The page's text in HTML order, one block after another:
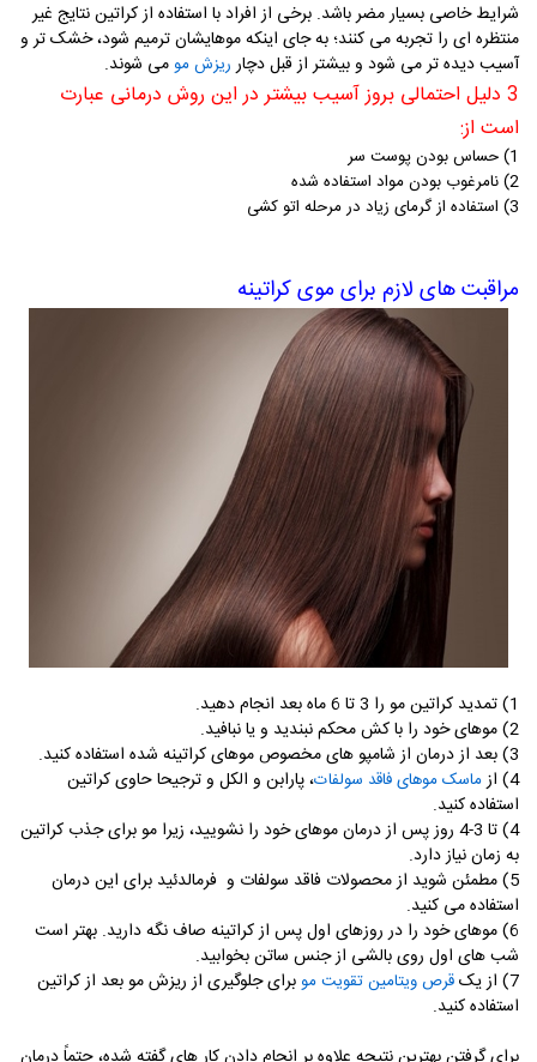
شرایط خاصی بسیار مضر باشد. برخی از افراد با استفاده از کراتین نتایج غیر
منتظره ای را تجربه می کنند؛ به جای اینکه موهایشان ترمیم شود، خشک ‌تر و
آسیب‌ دیده ‌تر می‌ شود و بیشتر از قبل دچارریزش مومی ‌شوند.
3 دلیل احتمالی بروز آسیب بیشتر در این روش درمانی عبارت
است از:
1) حساس بودن پوست سر
2) نامرغوب بودن مواد استفاده شده
3) استفاده از گرمای زیاد در مرحله اتو کشی
مراقبت های لازم برای موی کراتینه
1) تمدید کراتین مو را 3 تا 6 ماه بعد انجام دهید.
2) موهای خود را با کش محکم نبندید و یا نبافید.
3) بعد از درمان از شامپو های مخصوص موهای کراتینه شده استفاده کنید.
4) از
ماسک موهای فاقد سولفات،پارابن و الکل و ترجیحا حاوی کراتین
استفاده کنید.
4) تا 3-4 روز پس از درمان موهای خود را نشویید، زیرا مو برای جذب کراتین
به زمان نیاز دارد.
5) مطمئن شوید از محصولات فاقد سولفات و فرمالدئید برای این درمان
استفاده می کنید.
6) موهای خود را در روزهای اول پس از کراتینه صاف نگه دارید. بهتر است
شب های اول روی بالشی از جنس ساتن بخوابید.
7) از یک
قرص ویتامین تقویت موبرای جلوگیری از ریزش مو بعد از کراتین
استفاده کنید.